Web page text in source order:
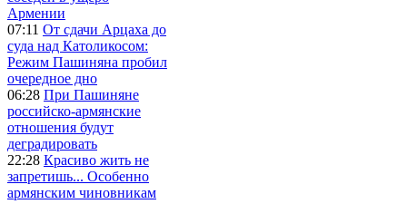
Армении
07:11 От сдачи Арцаха до
суда над Католикосом:
Режим Пашиняна пробил
очередное дно
06:28 При Пашиняне
российско-армянские
отношения будут
деградировать
22:28 Красиво жить не
запретишь... Особенно
армянским чиновникам